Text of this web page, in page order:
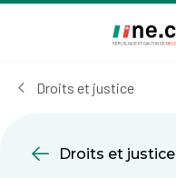
cookies
Droits et justice
Droits et justice